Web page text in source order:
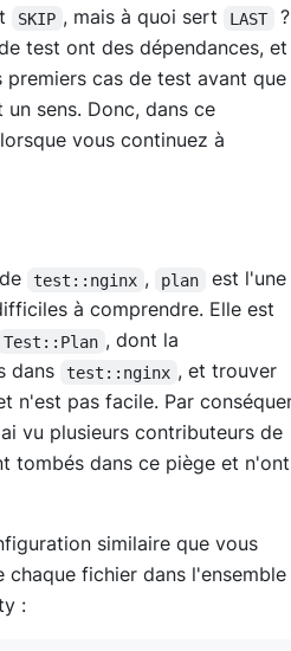
SKIP , mais à quoi sert LAST
test ont des dépendances, et
cas de test avant que
sens. Donc, dans ce
vous continuez à
test::nginx , plan
est l'une
à comprendre. Elle est
Test::Plan , dont la
dans
test::nginx , et trouver
n'est pas facile. Par
vu plusieurs contributeurs de
tombés dans ce piège et n'ont
similaire que vous
fichier dans l'ensemble
: